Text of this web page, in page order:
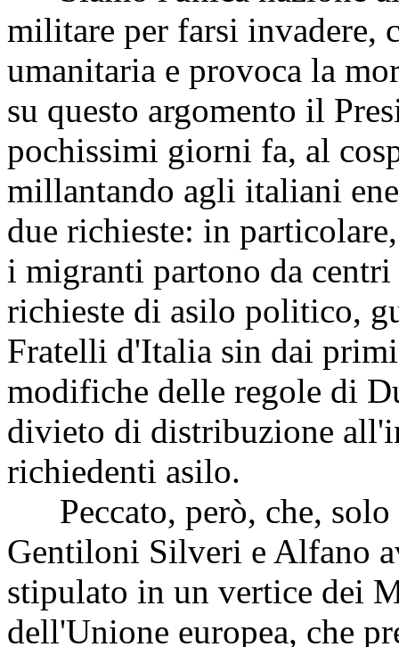
militare per farsi invadere,
umanitaria e provoca la
su questo argomento il
pochissimi giorni fa, al
millantando agli italiani
due richieste: in
i migranti partono da
richieste di asilo politico,
Fratelli d'Italia sin dai
modifiche delle regole di
divieto di distribuzione
richiedenti asilo.
Peccato, però, che,
Gentiloni Silveri e Alfano
stipulato in un vertice dei
dell'Unione europea, che